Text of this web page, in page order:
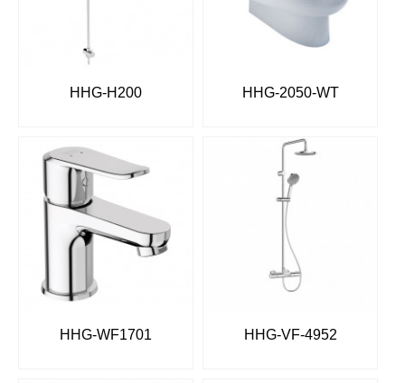
HHG-H200 HHG-2050-WT
HHG-WF1701 HHG-VF-4952